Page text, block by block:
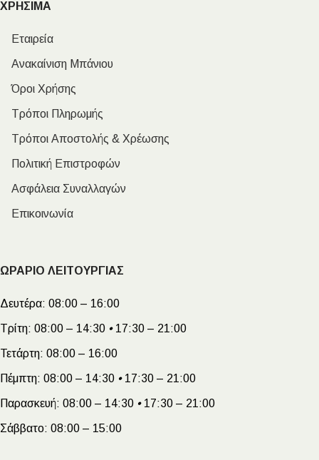
ΧΡΗΣΙΜΑ
Εταιρεία
Ανακαίνιση Μπάνιου
Όροι Χρήσης
Τρόποι Πληρωμής
Τρόποι Αποστολής & Χρέωσης
Πολιτική Επιστροφών
Ασφάλεια Συναλλαγών
Επικοινωνία
ΩΡΑΡΙΟ ΛΕΙΤΟΥΡΓΙΑΣ
Δευτέρα: 08:00 – 16:00
Τρίτη: 08:00 – 14:30 •17:30 – 21:00
Τετάρτη: 08:00 – 16:00
Πέμπτη: 08:00 – 14:30 •17:30 – 21:00
Παρασκευή: 08:00 – 14:30 •17:30 – 21:00
Σάββατο: 08:00 – 15:00